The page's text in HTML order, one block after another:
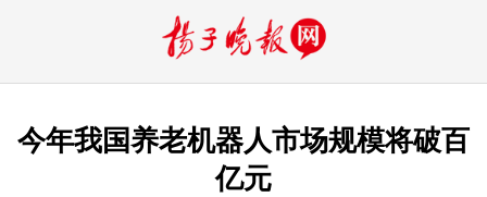
今年我国养老机器人市场规模将破百
亿元